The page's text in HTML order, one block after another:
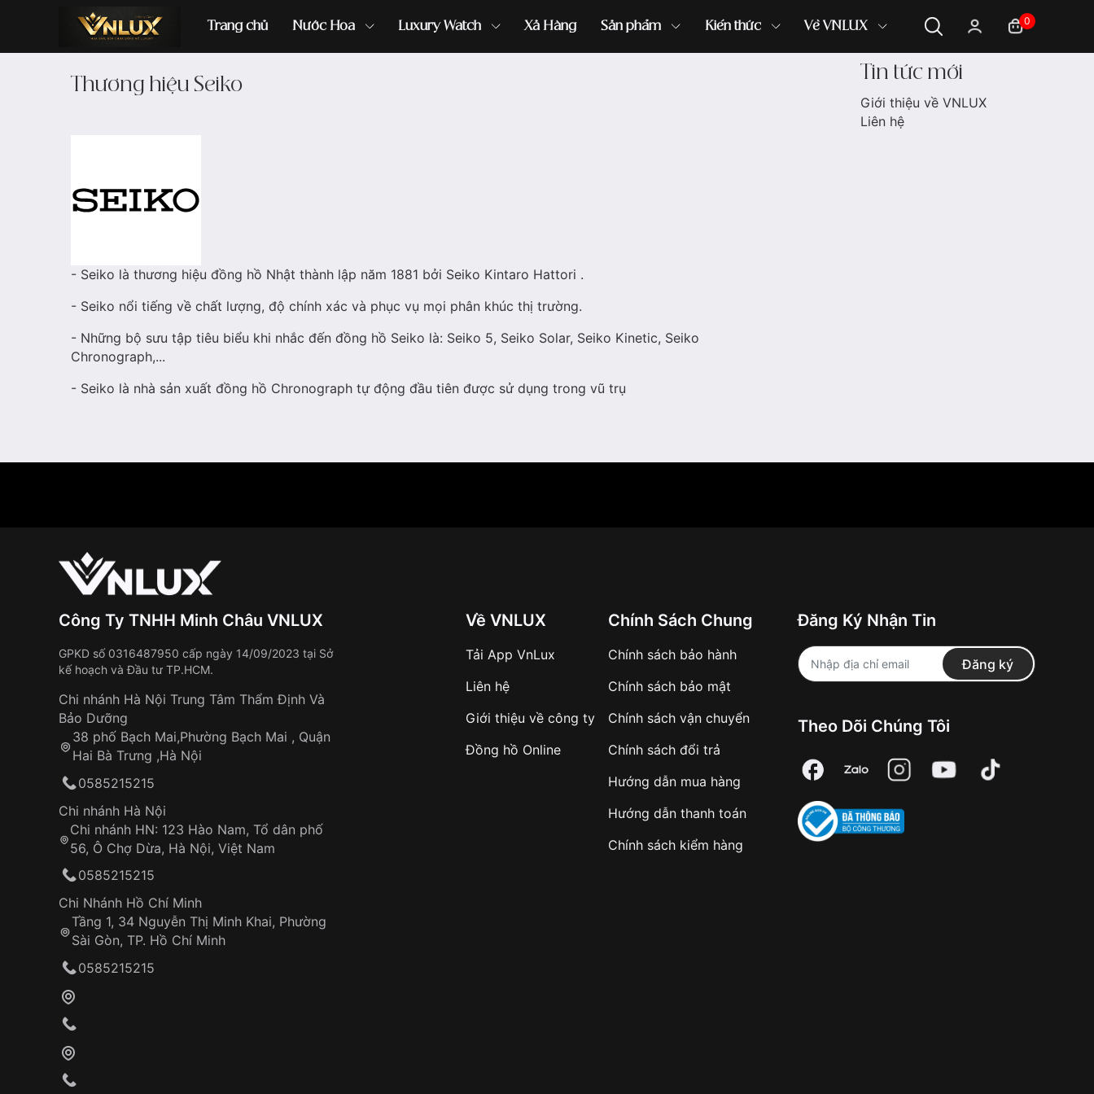
Trang chủ Nước Hoa Luxury Watch Xả Hàng Sản phẩm Kiến thức Về VNLUX 0
Thương hiệu Seiko
- Seiko là thương hiệu đồng hồ Nhật thành lập năm 1881 bởi Seiko Kintaro Hattori .
- Seiko nổi tiếng về chất lượng, độ chính xác và phục vụ mọi phân khúc thị trường.
- Những bộ sưu tập tiêu biểu khi nhắc đến đồng hồ Seiko là: Seiko 5, Seiko Solar, Seiko Kinetic, Seiko
Chronograph,...
- Seiko là nhà sản xuất đồng hồ Chronograph tự động đầu tiên được sử dụng trong vũ trụ
Tin tức mới
Giới thiệu về VNLUX
Liên hệ
Công Ty TNHH Minh Châu VNLUX
GPKD số 0316487950 cấp ngày 14/09/2023 tại Sở
kế hoạch và Đầu tư TP.HCM.
Chi nhánh Hà Nội Trung Tâm Thẩm Định Và
Bảo Dưỡng
38 phố Bạch Mai,Phường Bạch Mai , Quận
Hai Bà Trưng ,Hà Nội
0585215215
Chi nhánh Hà Nội
Chi nhánh HN: 123 Hào Nam, Tổ dân phố
56, Ô Chợ Dừa, Hà Nội, Việt Nam
0585215215
Chi Nhánh Hồ Chí Minh
Tầng 1, 34 Nguyễn Thị Minh Khai, Phường
Sài Gòn, TP. Hồ Chí Minh
0585215215
Về VNLUX
Tải App VnLux
Liên hệ
Giới thiệu về công ty
Đồng hồ Online
Chính Sách Chung
Chính sách bảo hành
Chính sách bảo mật
Chính sách vận chuyển
Chính sách đổi trả
Hướng dẫn mua hàng
Hướng dẫn thanh toán
Chính sách kiểm hàng
Đăng Ký Nhận Tin
Đăng ký
Theo Dõi Chúng Tôi